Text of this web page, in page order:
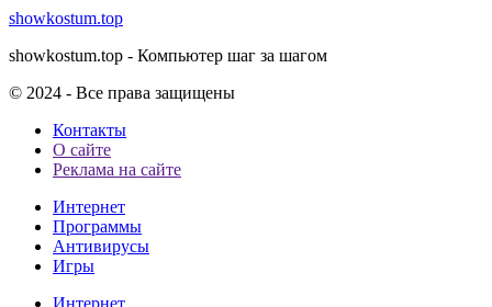
showkostum.top
showkostum.top - Компьютер шаг за шагом
© 2024 - Все права защищены
Контакты
О сайте
Реклама на сайте
Интернет
Программы
Антивирусы
Игры
Интернет